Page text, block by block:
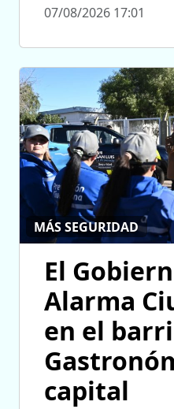
07/08/2026 17:01
MÁS SEGURIDAD
El
Alarma
en el
capital